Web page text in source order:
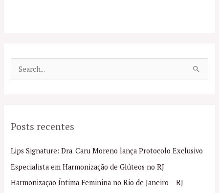
u
s
a
r
Posts recentes
Lips Signature: Dra. Caru Moreno lança Protocolo Exclusivo
Especialista em Harmonização de Glúteos no RJ
Harmonização Íntima Feminina no Rio de Janeiro – RJ